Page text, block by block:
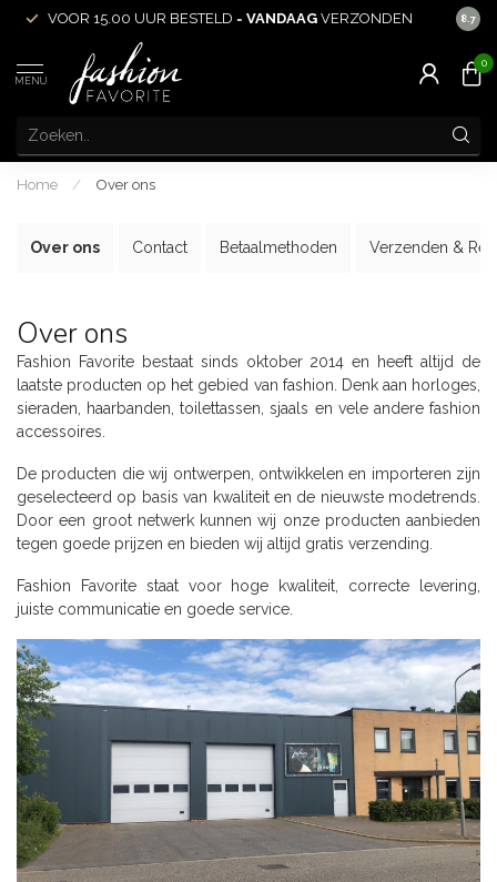
VOOR 15.00 UUR BESTELD = VANDAAG VERZONDEN 8.7
MENU
0
Home / Over ons
Over ons Contact Betaalmethoden Verzenden &
Over ons
Fashion Favorite bestaat sinds oktober 2014 en heeft altijd de
laatste producten op het gebied van fashion. Denk aan horloges,
sieraden, haarbanden, toilettassen, sjaals en vele andere fashion
accessoires.
De producten die wij ontwerpen, ontwikkelen en importeren zijn
geselecteerd op basis van kwaliteit en de nieuwste modetrends.
Door een groot netwerk kunnen wij onze producten aanbieden
tegen goede prijzen en bieden wij altijd gratis verzending.
Fashion Favorite staat voor hoge kwaliteit, correcte levering,
juiste communicatie en goede service.